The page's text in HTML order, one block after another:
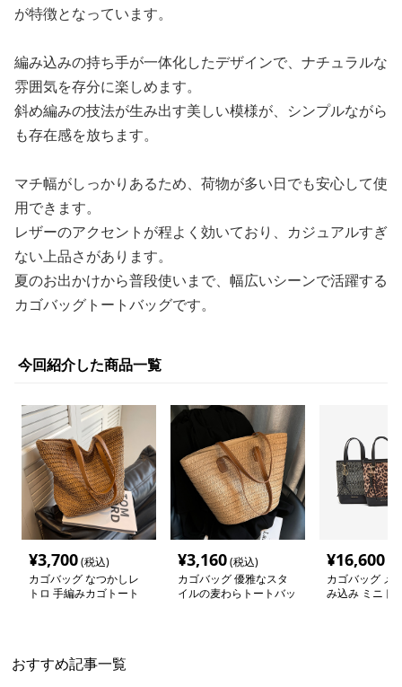
が特徴となっています。
編み込みの持ち手が一体化したデザインで、ナチュラルな
雰囲気を存分に楽しめます。
斜め編みの技法が生み出す美しい模様が、シンプルながら
も存在感を放ちます。
マチ幅がしっかりあるため、荷物が多い日でも安心して使
用できます。
レザーのアクセントが程よく効いており、カジュアルすぎ
ない上品さがあります。
夏のお出かけから普段使いまで、幅広いシーンで活躍する
カゴバッグトートバッグです。
今回紹介した商品一覧
¥3,700(税込)
カゴバッグ なつかしレ
トロ 手編みカゴトート
¥3,160(税込)
カゴバッグ 優雅なスタ
イルの麦わらトートバッ
¥16,600
カゴバッグ メ
み込み ミニト
おすすめ記事一覧